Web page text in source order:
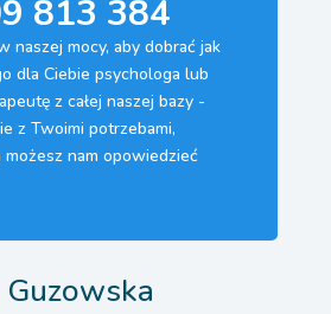
813 384
naszej mocy, aby dobrać jak
dla Ciebie psychologa lub
z całej naszej bazy -
z Twoimi potrzebami,
nam opowiedzieć